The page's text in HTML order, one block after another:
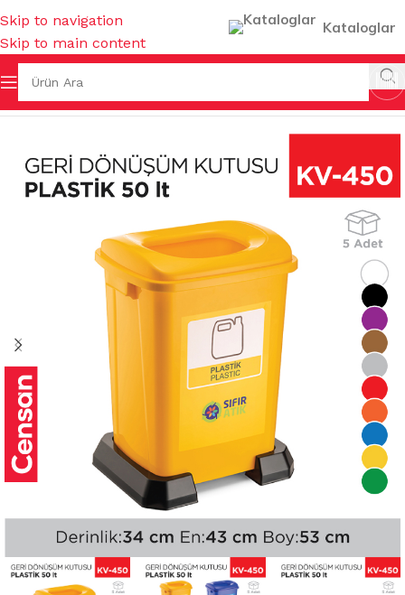
Skip to navigation
Skip to main content
Kataloglar
& GERİ DÖNÜŞÜMLER GERİ DÖNÜŞÜM GRUPLARI